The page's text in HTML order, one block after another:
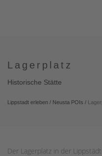
Lagerplatz
Historische Stätte
Lippstadt erleben / Neusta POIs /
Der Lagerplatz in der